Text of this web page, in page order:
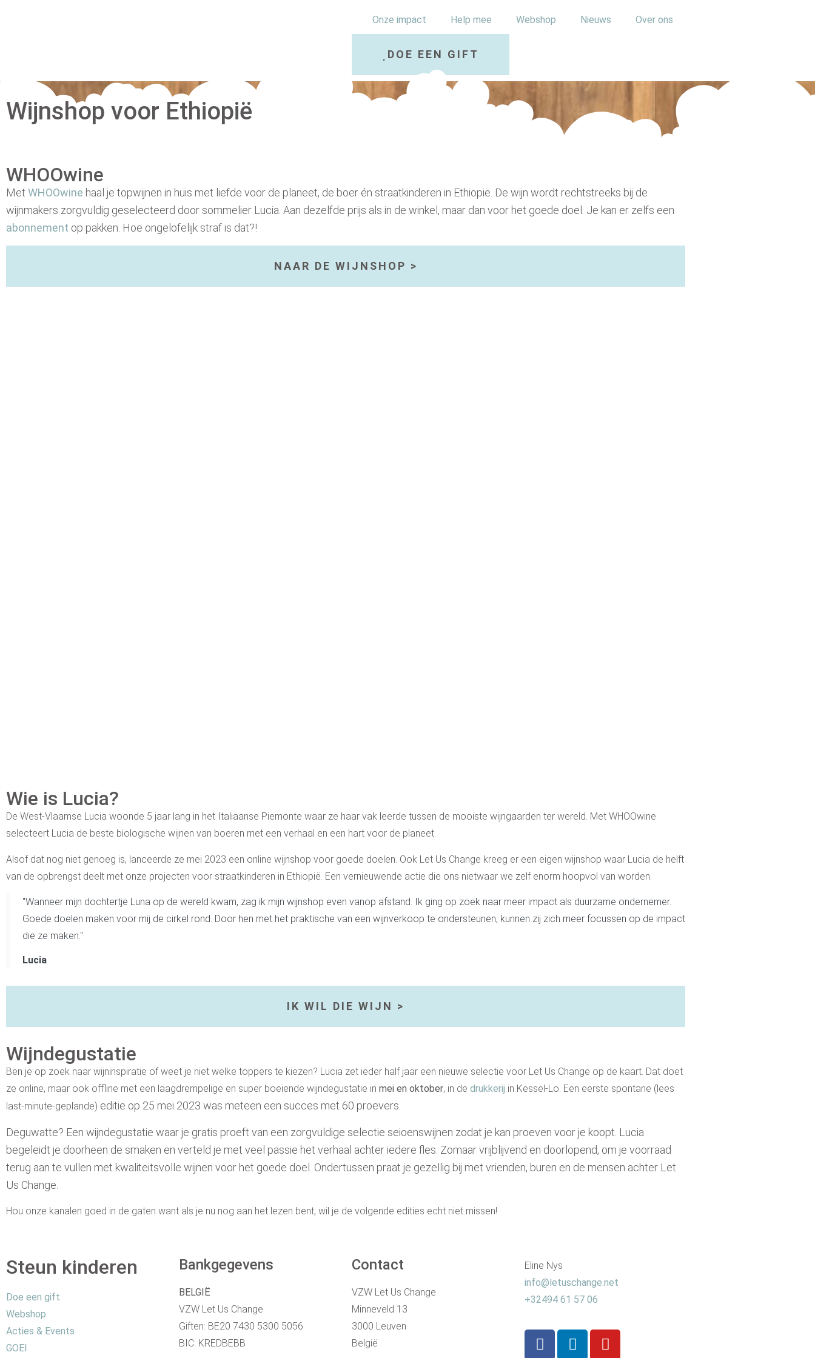
Onze impact Help mee Webshop Nieuws Over ons
DOE EEN GIFT
Wijnshop voor Ethiopië
WHOOwine
Met WHOOwine haal je topwijnen in huis met liefde voor de planeet, de boer én straatkinderen in Ethiopië. De wijn wordt rechtstreeks bij de
wijnmakers zorgvuldig geselecteerd door sommelier Lucia. Aan dezelfde prijs als in de winkel, maar dan voor het goede doel.
Je kan er zelfs een
abonnement op pakken. Hoe ongelofelijk straf is dat?!
NAAR DE WIJNSHOP >
Wie is Lucia?
De West-Vlaamse Lucia woonde 5 jaar lang in het Italiaanse Piemonte waar ze haar vak leerde tussen de mooiste wijngaarden ter wereld. Met WHOOwine
selecteert Lucia de beste biologische wijnen van boeren met een verhaal en een hart voor de planeet.
Alsof dat nog niet genoeg is, lanceerde ze mei 2023 een online wijnshop voor goede doelen. Ook Let Us Change kreeg er een eigen wijnshop waar Lucia de helft
van de opbrengst deelt met onze projecten voor straatkinderen in Ethiopië. Een vernieuwende actie die ons nietwaar we zelf enorm hoopvol van worden.
"Wanneer mijn dochtertje Luna op de wereld kwam, zag ik mijn wijnshop even vanop afstand. Ik ging op zoek naar meer impact als duurzame ondernemer.
Goede doelen maken voor mij de cirkel rond. Door hen met het praktische van een wijnverkoop te ondersteunen, kunnen zij zich meer focussen op de impact
die ze maken."
Lucia
IK WIL DIE WIJN >
Wijndegustatie
Ben je op zoek naar wijninspiratie of weet je niet welke toppers te kiezen? Lucia zet ieder half jaar een nieuwe selectie voor Let Us Change op de kaart. Dat doet
ze online, maar ook offline met een laagdrempelige en super boeiende wijndegustatie in mei en oktober, in de drukkerij in Kessel-Lo. Een eerste spontane (lees
last-minute-geplande) editie op 25 mei 2023 was meteen een succes met 60 proevers.
Deguwatte? Een wijndegustatie waar je gratis proeft van een zorgvuldige selectie seioenswijnen zodat je kan proeven voor je koopt. Lucia
begeleidt je doorheen de smaken en verteld je met veel passie het verhaal achter iedere fles. Zomaar vrijblijvend en doorlopend, om je voorraad
terug aan te vullen met kwaliteitsvolle wijnen voor het goede doel. Ondertussen praat je gezellig bij met vrienden, buren en de mensen achter Let
Us Change.
Hou onze kanalen goed in de gaten want als je nu nog aan het lezen bent, wil je de volgende edities echt niet missen!
Steun kinderen
Doe een gift
Webshop
Acties & Events
GOEI
Bankgegevens
BELGIË
VZW Let Us Change
Giften: BE20 7430 5300 5056
BIC: KREDBEBB
Contact
VZW Let Us Change
Minneveld 13
3000 Leuven
België
Eline Nys
info@letuschange.net
+32494 61 57 06